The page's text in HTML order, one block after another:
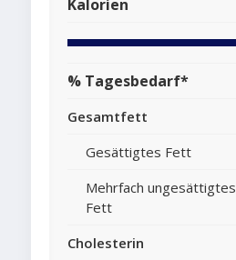
Kalorien
% Tagesbedarf*
Gesamtfett
Gesättigtes Fett
Mehrfach ungesättigtes
Fett
Cholesterin